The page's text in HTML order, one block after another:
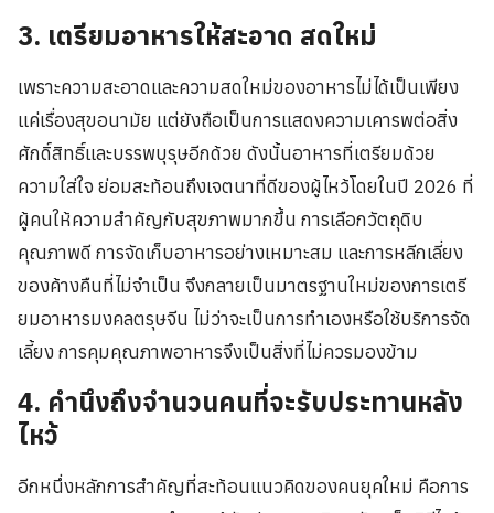
3. เตรียมอาหารให้สะอาด สดใหม่
เพราะความสะอาดและความสดใหม่ของอาหารไม่ได้เป็นเพียง
แค่เรื่องสุขอนามัย แต่ยังถือเป็นการแสดงความเคารพต่อสิ่ง
ศักดิ์สิทธิ์และบรรพบุรุษอีกด้วย ดังนั้นอาหารที่เตรียมด้วย
ความใส่ใจ ย่อมสะท้อนถึงเจตนาที่ดีของผู้ไหว้โดยในปี 2026 ที่
ผู้คนให้ความสำคัญกับสุขภาพมากขึ้น การเลือกวัตถุดิบ
คุณภาพดี การจัดเก็บอาหารอย่างเหมาะสม และการหลีกเลี่ยง
ของค้างคืนที่ไม่จำเป็น จึงกลายเป็นมาตรฐานใหม่ของการเตรี
ยมอาหารมงคลตรุษจีน ไม่ว่าจะเป็นการทำเองหรือใช้บริการจัด
เลี้ยง การคุมคุณภาพอาหารจึงเป็นสิ่งที่ไม่ควรมองข้าม
4. คำนึงถึงจำนวนคนที่จะรับประทานหลัง
ไหว้
อีกหนึ่งหลักการสำคัญที่สะท้อนแนวคิดของคนยุคใหม่ คือการ